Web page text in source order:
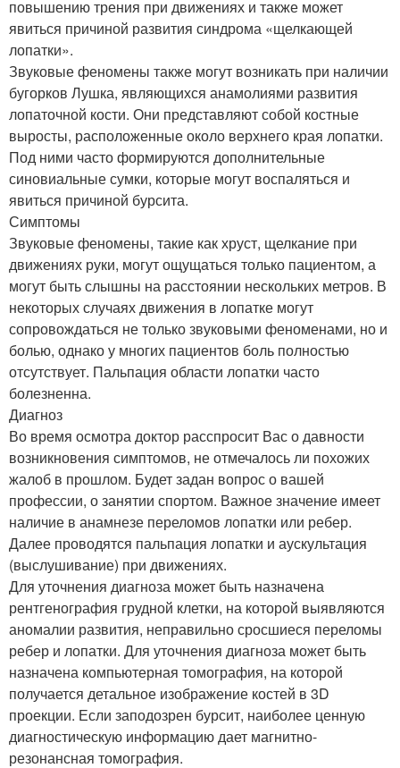
повышению трения при движениях и также может
явиться причиной развития синдрома «щелкающей
лопатки».
Звуковые феномены также могут возникать при наличии
бугорков Лушка, являющихся анамолиями развития
лопаточной кости. Они представляют собой костные
выросты, расположенные около верхнего края лопатки.
Под ними часто формируются дополнительные
синовиальные сумки, которые могут воспаляться и
явиться причиной бурсита.
Симптомы
Звуковые феномены, такие как хруст, щелкание при
движениях руки, могут ощущаться только пациентом, а
могут быть слышны на расстоянии нескольких метров. В
некоторых случаях движения в лопатке могут
сопровождаться не только звуковыми феноменами, но и
болью, однако у многих пациентов боль полностью
отсутствует. Пальпация области лопатки часто
болезненна.
Диагноз
Во время осмотра доктор расспросит Вас о давности
возникновения симптомов, не отмечалось ли похожих
жалоб в прошлом. Будет задан вопрос о вашей
профессии, о занятии спортом. Важное значение имеет
наличие в анамнезе переломов лопатки или ребер.
Далее проводятся пальпация лопатки и аускультация
(выслушивание) при движениях.
Для уточнения диагноза может быть назначена
рентгенография грудной клетки, на которой выявляются
аномалии развития, неправильно сросшиеся переломы
ребер и лопатки. Для уточнения диагноза может быть
назначена компьютерная томография, на которой
получается детальное изображение костей в 3D
проекции. Если заподозрен бурсит, наиболее ценную
диагностическую информацию дает магнитно-
резонансная томография.